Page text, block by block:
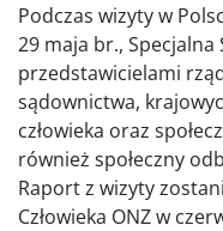
Podczas wizyty w
29 maja br.,
przedstawicielami
sądownictwa,
człowieka oraz
również społeczny
Raport z wizyty
Człowieka ONZ w